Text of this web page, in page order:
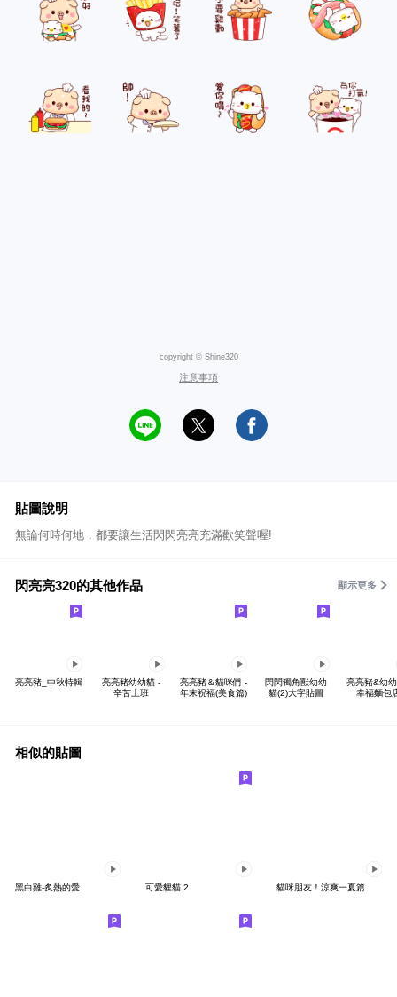
copyright © Shine320
注意事項
貼圖說明
無論何時何地，都要讓生活閃閃亮亮充滿歡笑聲喔!
閃亮亮320的其他作品 顯示更多
亮亮豬_中秋特輯
亮亮豬幼幼貓 -
辛苦上班
亮亮豬＆貓咪們 -
年末祝福(美食篇)
閃閃獨角獸幼幼
貓(2)大字貼圖
亮亮豬&幼
幸福麵包
相似的貼圖
黑白雞-炙熱的愛 可愛貍貓 2 貓咪朋友！涼爽一夏篇